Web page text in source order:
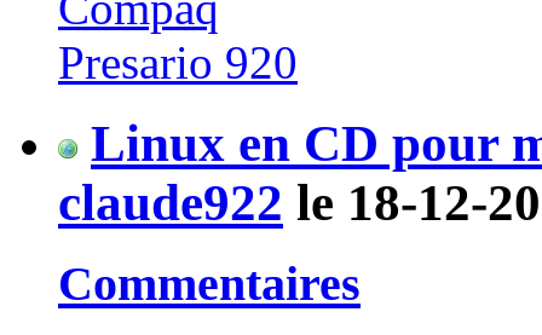
Linux en CD pour
claude922 le 18-12-
Commentaires